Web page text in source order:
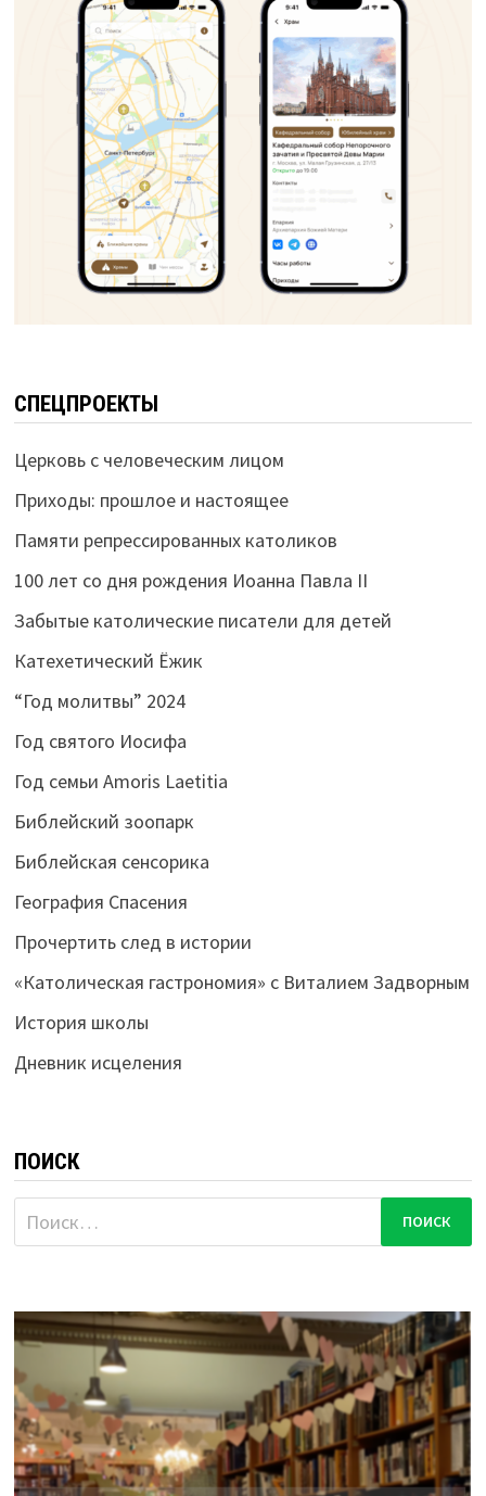
СПЕЦПРОЕКТЫ
Церковь с человеческим лицом
Приходы: прошлое и настоящее
Памяти репрессированных католиков
100 лет со дня рождения Иоанна Павла II
Забытые католические писатели для детей
Катехетический Ёжик
“Год молитвы” 2024
Год святого Иосифа
Год семьи Amoris Laetitia
Библейский зоопарк
Библейская сенсорика
География Спасения
Прочертить след в истории
«Католическая гастрономия» с Виталием Задворным
История школы
Дневник исцеления
ПОИСК
Найти: